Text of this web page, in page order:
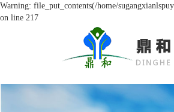
Warning: file_put_contents(/home/
on line 217